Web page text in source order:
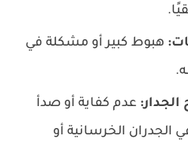
هبوط كبير أو مشكلة في
عدم كفاية أو صدأ
الجدران الخرسانية أو